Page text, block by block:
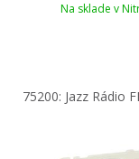
Na sklade v
75200: Jazz Rádio